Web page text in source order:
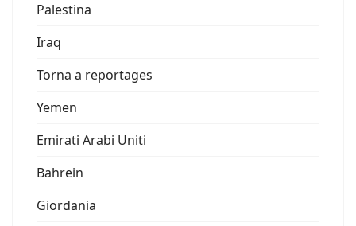
Palestina
Iraq
Torna a reportages
Yemen
Emirati Arabi Uniti
Bahrein
Giordania